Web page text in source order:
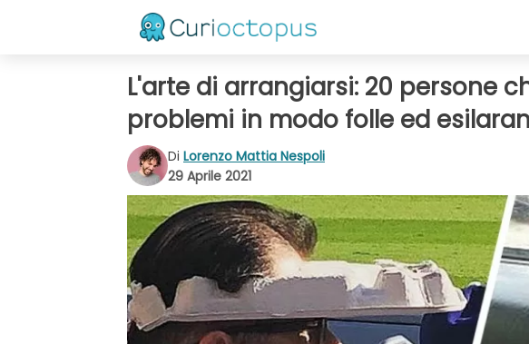
L'arte di arrangiarsi: 20 persone
problemi in modo folle ed
Di Lorenzo Mattia Nespoli
29 Aprile 2021